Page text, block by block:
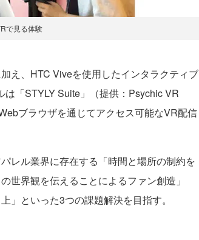
で見る体験
え、HTC Viveを使用したインタラクティブ
「STYLY Suite」（提供：Psychic VR
ブラウザを通じてアクセス可能なVR配信
レル業界に存在する「時間と場所の制約を
世界観を伝えることによるファン創造」
」といった3つの課題解決を目指す。